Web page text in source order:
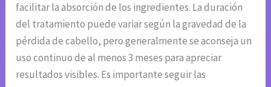
facilitar la absorción de los ingredientes. La duración
del tratamiento puede variar según la gravedad de la
pérdida de cabello, pero generalmente se aconseja un
uso continuo de al menos 3 meses para apreciar
resultados visibles. Es importante seguir las